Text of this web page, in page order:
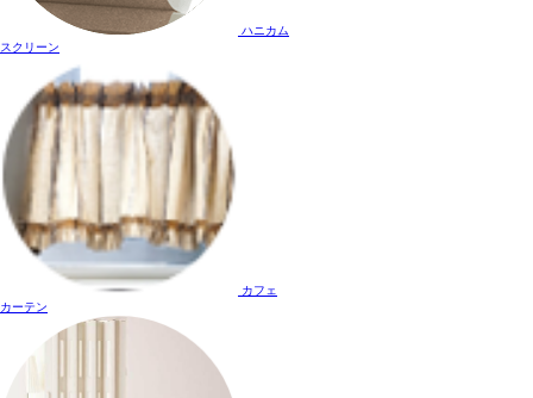
ハニカム
スクリーン
カフェ
カーテン